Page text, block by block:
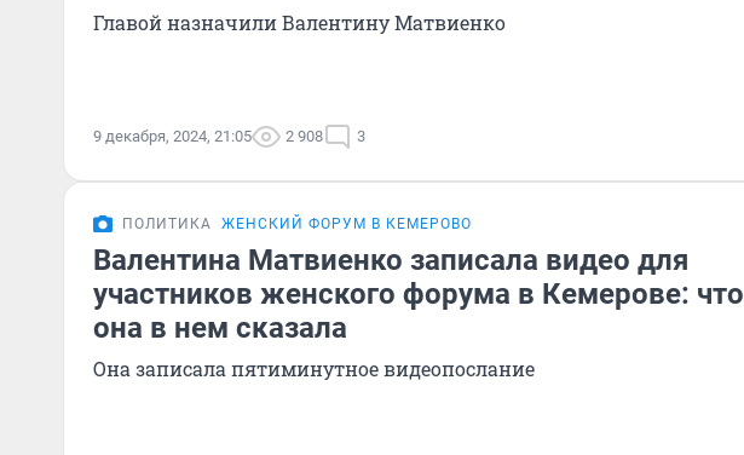
Главой назначили Валентину Матвиенко
9 декабря, 2024, 21:05 2 908 3
ПОЛИТИКА ЖЕНСКИЙ ФОРУМ В КЕМЕРОВО
Валентина Матвиенко записала видео для
участников женского форума в Кемерове: что
она в нем сказала
Она записала пятиминутное видеопослание